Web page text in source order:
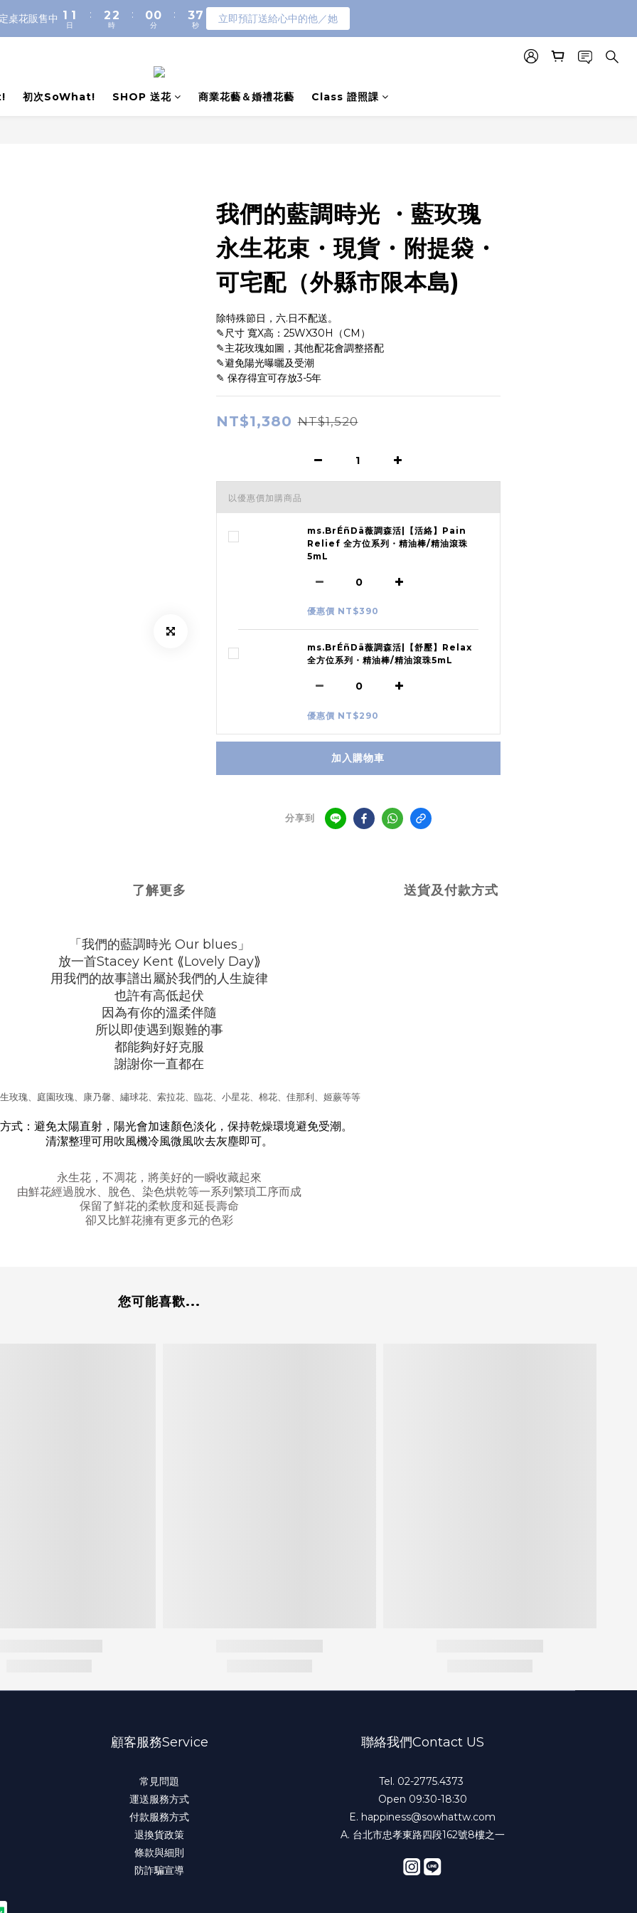
桌花販售中 1
0
1
0
日
:
2
1
2
1
時
:
00
分
:
3
2
7
6
2
秒
立即預訂送給心中的他／她
初次SoWhat! SHOP 送花 商業花藝＆婚禮花藝 Class 證照課
我們的藍調時光 ・藍玫瑰
永生花束・現貨・附提袋・
可宅配（外縣市限本島)
除特殊節日，六.日不配送。
✎尺寸 寬X高：25WX30H（CM）
✎主花玫瑰如圖，其他配花會調整搭配
✎避免陽光曝曬及受潮
✎ 保存得宜可存放3-5年
NT$1,380 NT$1,520
以優惠價加購商品
ms.BrÉñDä薇調森活|【活絡】Pain
Relief 全方位系列・精油棒/精油滾珠
5mL
優惠價 NT$390
ms.BrÉñDä薇調森活|【舒壓】Relax
全方位系列・精油棒/精油滾珠5mL
優惠價 NT$290
加入購物車
分享到
了解更多 送貨及付款方式
「我們的藍調時光 Our blues 」
放一首Stacey Kent ⟪Lovely Day⟫
用我們的故事譜出屬於我們的人生旋律
也許有高低起伏
因為有你的溫柔伴隨
所以即使遇到艱難的事
都能夠好好克服
謝謝你一直都在
玫瑰、庭園玫瑰、康乃馨、繡球花、索拉花、臨花、小星花、棉花、佳那利、姬蕨等等
式：避免太陽直射，陽光會加速顏色淡化，保持乾燥環境避免受潮。
清潔整理可用吹風機冷風微風吹去灰塵即可。
永生花，不凋花，將美好的一瞬收藏起來
由鮮花經過脫水、脫色、染色烘乾等一系列繁瑣工序而成
保留了鮮花的柔軟度和延長壽命
卻又比鮮花擁有更多元的色彩
您可能喜歡...
顧客服務Service
常見問題
運送服務方式
付款服務方式
退換貨政策
條款與細則
防詐騙宣導
聯絡我們Contact US
Tel. 02-2775.4373
Open 09:30-18:30
E. happiness@sowhattw.com
A. 台北市忠孝東路四段162號8樓之一